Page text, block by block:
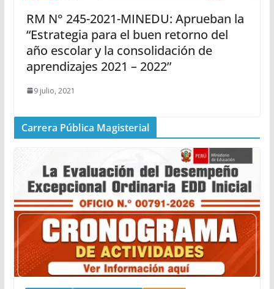
RM N° 245-2021-MINEDU: Aprueban la
“Estrategia para el buen retorno del
año escolar y la consolidación de
aprendizajes 2021 – 2022”
9 julio, 2021
Carrera Pública Magisterial